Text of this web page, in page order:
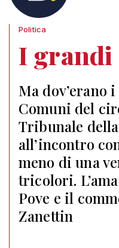
Politica
I grandi
Ma dov’erano
Comuni del
Tribunale
all’incontro
meno di una
tricolori.
Pove e il
Zanettin